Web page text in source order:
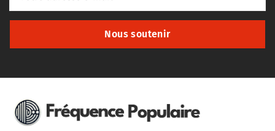
Nous soutenir